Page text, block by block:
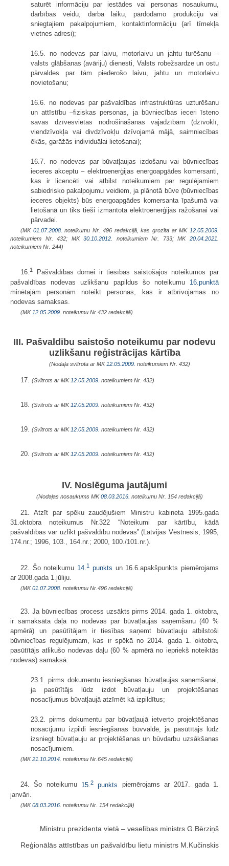
saturēt informāciju par iestādes vai personas nosaukumu,
darbības veidu, darba laiku, pārdodamo produkciju vai
sniegtajiem pakalpojumiem, kontaktinformāciju (arī tīmekļa
vietnes adresi);
16.5. no nodevas par laivu, motorlaivu un jahtu turēšanu –
valsts glābšanas (avāriju) dienesti, Valsts robežsardze un ostu
pārvaldes par tām piederošo laivu, jahtu un motorlaivu
novietošanu;
16.6. no nodevas par pašvaldības infrastruktūras uzturēšanu
un attīstību –fiziskas personas, ja būvniecības ieceri īsteno
savas dzīvesvietas nodrošināšanas vajadzībām (dzīvok­lī,
viendzīvokļa vai divdzīvokļu dzīvojamā mājā, saimniecības
ēkās, garāžās individuālai lietošanai);
16.7. no nodevas par būvatļaujas izdošanu vai būvniecības
ieceres akceptu – elektroenerģijas energoapgādes komersanti,
kas ir licencēti vai atbilst noteikumiem par regulējamiem
sabiedrisko pakalpojumu veidiem, ja plānotā būve (būvniecības
ieceres objekts) būs energoapgādes komersanta īpašumā vai
lietošanā un tiks tieši izmantota elektroenerģijas ražošanai vai
pārvadei.
(MK 01.07.2008. noteikumu Nr. 496 redakcijā, kas grozīta ar MK 12.05.2009.
noteikumiem Nr. 432; MK30.10.2012. noteikumiem Nr. 733; MK20.04.2021.
noteikumiem Nr. 244)
16.1
Pašvaldības domei ir tiesības saistošajos noteikumos par
pašvaldības nodevas uzlikšanu papildus šo noteikumu 16.punktā
minētajām personām no­teikt personas, kas ir atbrīvojamas no
nodevas samaksas.
(MK 12.05.2009. noteikumu Nr.432 redakcijā)
III. Pašvaldību saistošo noteikumu par nodevu
uzlikšanu reģistrācijas kārtība
(Nodaļa svītrota ar MK 12.05.2009. noteikumiem Nr. 432)
17. (Svītrots ar MK 12.05.2009. noteikumiem Nr. 432)
18. (Svītrots ar MK 12.05.2009. noteikumiem Nr. 432)
19. (Svītrots ar MK 12.05.2009. noteikumiem Nr. 432)
20. (Svītrots ar MK 12.05.2009. noteikumiem Nr. 432)
IV. Noslēguma jautājumi
(Nodaļas nosaukums MK08.03.2016. noteikumu Nr. 154 redakcijā)
21. Atzīt par spēku zaudējušiem Minis­tru kabineta 1995.gada
31.oktobra noteikumus Nr.322 “Noteikumi par kārtību, kādā
pašvaldības var uzlikt pašvaldību nodevas” (Latvijas Vēstnesis, 1995,
174.nr.; 1996, 103., 164.nr.; 2000, 100./101.nr.).
22. Šo noteikumu 14.1 punkts un 16.6.apakšpunkts piemērojams
ar 2008.gada 1.jūliju.
(MK01.07.2008. noteikumu Nr.496 redakcijā)
23. Ja būvniecības process uzsākts pirms 2014. gada 1. oktobra,
ir samaksāta daļa no nodevas par būvatļaujas saņemšanu (40 %
apmērā) un pasūtītājam ir tiesības saņemt būvatļauju atbilstoši
būvniecības regulējumam, kas ir spēkā no 2014. gada 1. oktobra,
pasūtītājs atlikušo nodevas daļu (60 % apmērā no iepriekš noteiktās
nodevas) samaksā:
23.1. pirms dokumentu iesniegšanas būvatļaujas saņemšanai,
ja pasūtītājs lūdz izdot būvatļauju un projektēšanas
nosacījumus būvatļaujā atzīmēt kā izpildītus;
23.2. pirms dokumentu par būvatļaujā ietverto projektēšanas
nosacījumu izpildi iesniegšanas būvvaldē, ja pasūtītājs lūdz
izsniegt būvatļauju ar projektēšanas un būvdarbu uzsākšanas
nosacījumiem.
(MK21.10.2014. noteikumu Nr.645 redakcijā)
24. Šo noteikumu 15. 2 punkts piemērojams ar 2017. gada 1.
janvāri.
(MK08.03.2016. noteikumu Nr. 154 redakcijā)
Ministru prezidenta vietā – veselības ministrs G.Bērziņš
Reģionālās attīstības un pašvaldību lietu ministrs M.Kučinskis